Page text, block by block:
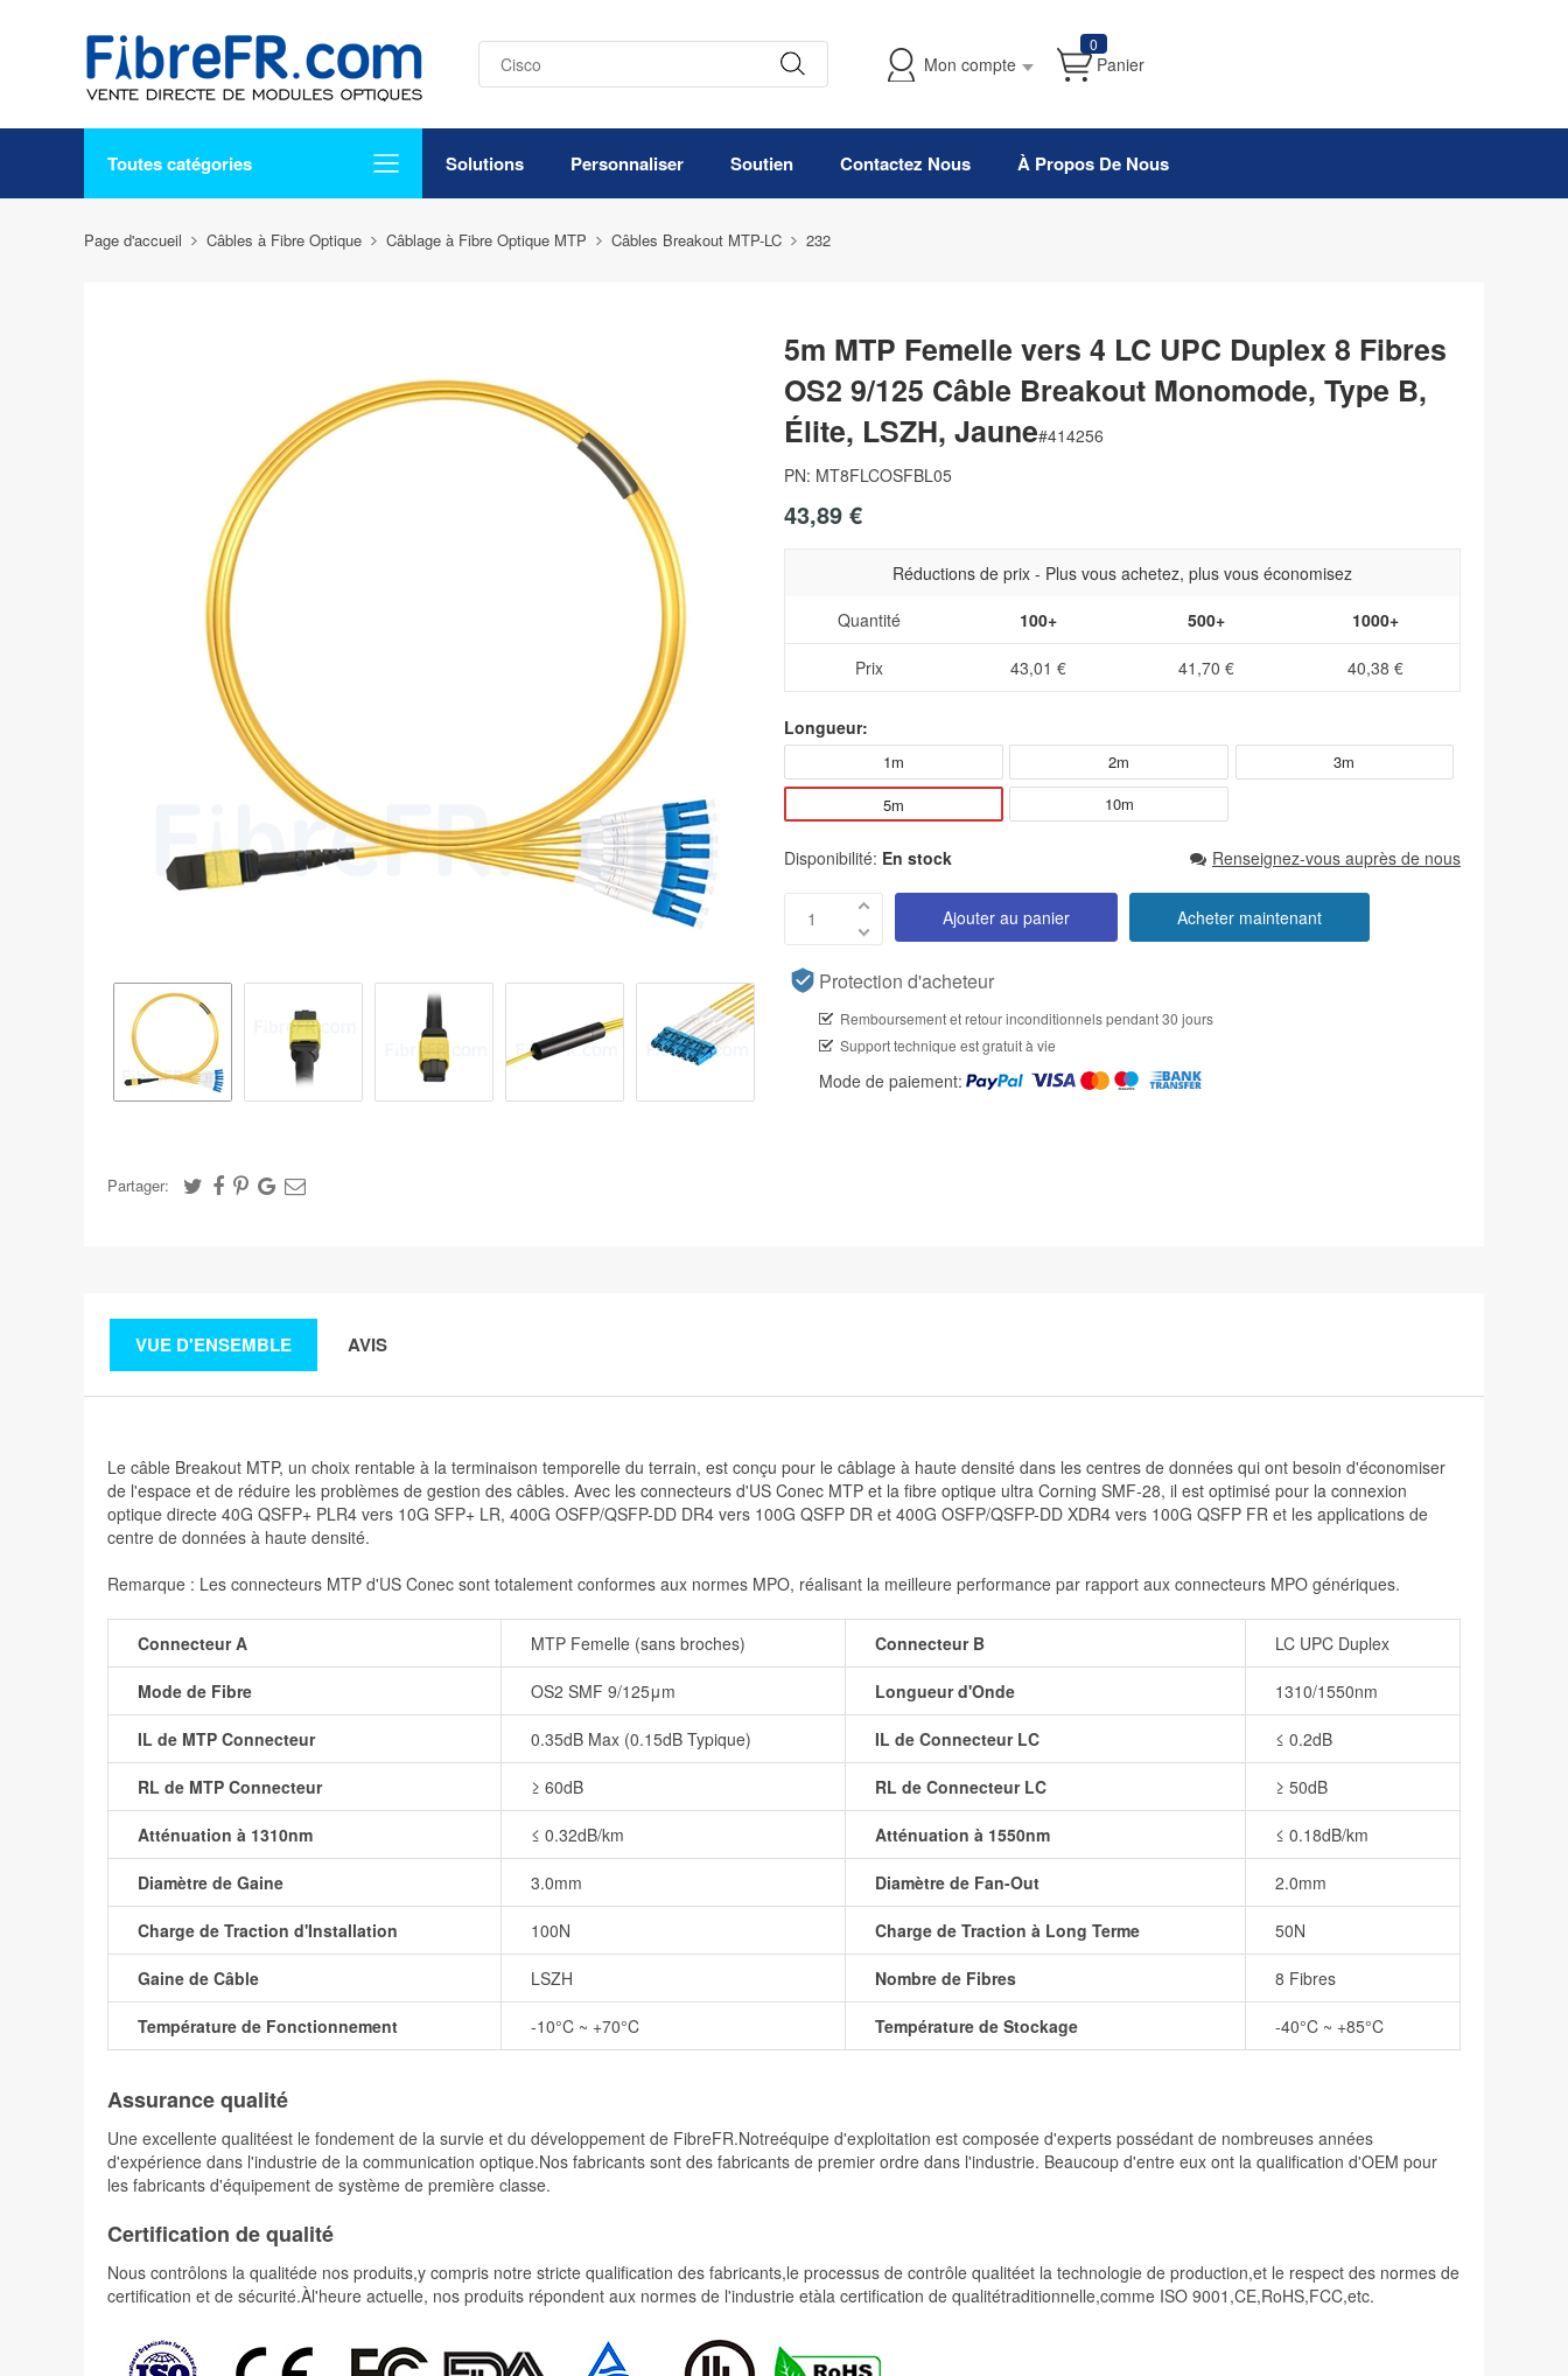
Mon compte
0
Panier
Toutes catégories Solutions Personnaliser Soutien Contactez Nous À Propos De Nous
Page d'accueil Câbles à Fibre Optique Câblage à Fibre Optique MTP Câbles Breakout MTP-LC 232
Partager:
5m MTP Femelle vers 4 LC UPC Duplex 8 Fibres
OS2 9/125 Câble Breakout Monomode, Type B,
Élite, LSZH, Jaune#414256
PN: MT8FLCOSFBL05
43,89 €
Réductions de prix - Plus vous achetez, plus vous économisez
Quantité
100+ 500+ 1000+
Prix 43,01 € 41,70 € 40,38 €
Longueur:
1m 2m
3m
5m
10m
Disponibilité: En stock Renseignez-vous auprès de nous
Ajouter au panier Acheter maintenant
Protection d'acheteur
Remboursement et retour inconditionnels pendant 30 jours
Support technique est gratuit à vie
Mode de paiement:
VUE D'ENSEMBLE AVIS
Le câble Breakout MTP, un choix rentable à la terminaison temporelle du terrain, est conçu pour le câblage à haute densité dans les centres de données qui ont besoin d'économiser
de l'espace et de réduire les problèmes de gestion des câbles. Avec les connecteurs d'US Conec MTP et la fibre optique ultra Corning SMF-28, il est optimisé pour la connexion
optique directe 40G QSFP+ PLR4 vers 10G SFP+ LR, 400G OSFP/QSFP-DD DR4 vers 100G QSFP DR et 400G OSFP/QSFP-DD XDR4 vers 100G QSFP FR et les applications de
centre de données à haute densité.
Remarque : Les connecteurs MTP d'US Conec sont totalement conformes aux normes MPO, réalisant la meilleure performance par rapport aux connecteurs MPO génériques.
Connecteur A MTP Femelle (sans broches) Connecteur B LC UPC Duplex
Mode de Fibre OS2 SMF 9/125μm Longueur d'Onde 1310/1550nm
IL de MTP Connecteur 0.35dB Max (0.15dB Typique) IL de Connecteur LC ≤ 0.2dB
RL de MTP Connecteur ≥ 60dB RL de Connecteur LC ≥ 50dB
Atténuation à 1310nm ≤ 0.32dB/km Atténuation à 1550nm ≤ 0.18dB/km
Diamètre de Gaine 3.0mm Diamètre de Fan-Out 2.0mm
Charge de Traction d'Installation 100N Charge de Traction à Long Terme 50N
Gaine de Câble LSZH Nombre de Fibres 8 Fibres
Température de Fonctionnement -10°C ~ +70°C Température de Stockage -40°C ~ +85°C
Assurance qualité
Une excellente qualitéest le fondement de la survie et du développement de FibreFR.Notreéquipe d'exploitation est composée d'experts possédant de nombreuses années
d'expérience dans l'industrie de la communication optique.Nos fabricants sont des fabricants de premier ordre dans l'industrie. Beaucoup d'entre eux ont la qualification d'OEM pour
les fabricants d'équipement de système de première classe.
Certification de qualité
Nous contrôlons la qualitéde nos produits,y compris notre stricte qualification des fabricants,le processus de contrôle qualitéet la technologie de production,et le respect des normes de
certification et de sécurité.Àl'heure actuelle, nos produits répondent aux normes de l'industrie etàla certification de qualitétraditionnelle,comme ISO 9001,CE,RoHS,FCC,etc.